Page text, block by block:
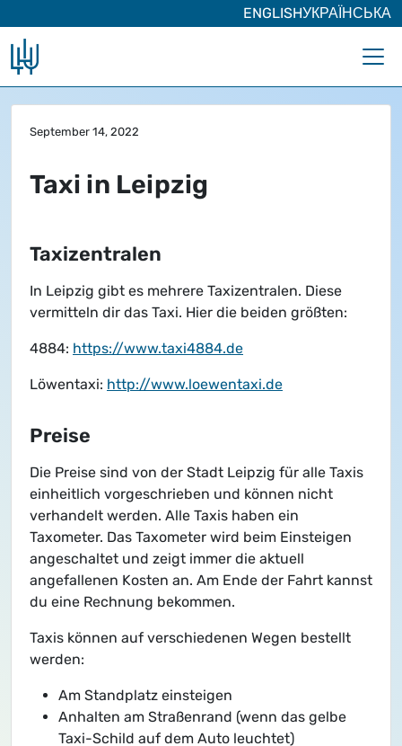
Zum Hauptinhalt springen
ENGLISHУКРАЇНСЬКА
September 14, 2022
Taxi in Leipzig
Taxizentralen
In Leipzig gibt es mehrere Taxizentralen. Diese
vermitteln dir das Taxi. Hier die beiden größten:
4884: https://www.taxi4884.de
Löwentaxi: http://www.loewentaxi.de
Preise
Die Preise sind von der Stadt Leipzig für alle Taxis
einheitlich vorgeschrieben und können nicht
verhandelt werden. Alle Taxis haben ein
Taxometer. Das Taxometer wird beim Einsteigen
angeschaltet und zeigt immer die aktuell
angefallenen Kosten an. Am Ende der Fahrt kannst
du eine Rechnung bekommen.
Taxis können auf verschiedenen Wegen bestellt
werden:
Am Standplatz einsteigen
Anhalten am Straßenrand (wenn das gelbe
Taxi-Schild auf dem Auto leuchtet)